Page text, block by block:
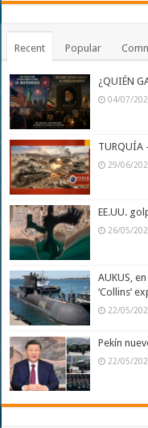
Recent Popular
¿QUIÉN
04/07/
TURQUÍA
29/06/
EE.UU.
26/05/
AUKUS,
‘Collins’
22/05/
Pekín
22/05/